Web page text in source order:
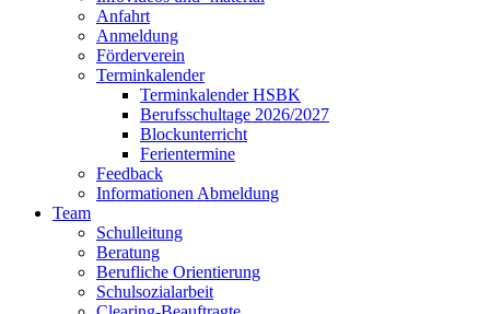
Anfahrt
Anmeldung
Förderverein
Terminkalender
Terminkalender HSBK
Berufsschultage 2026/2027
Blockunterricht
Ferientermine
Feedback
Informationen Abmeldung
Team
Schulleitung
Beratung
Berufliche Orientierung
Schulsozialarbeit